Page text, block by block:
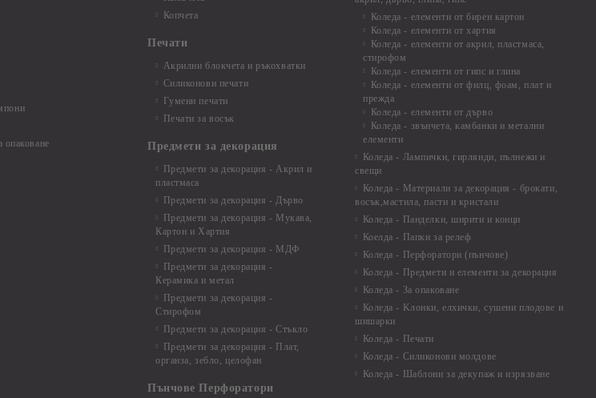
опаковане
Копчета
Печати
Акрилни блокчета и ръкохватки
Силиконови печати
Гумени печати
Печати за восък
Предмети за декорация
Предмети за декорация - Акрил и
пластмаса
Предмети за декорация - Дърво
Предмети за декорация - Мукава,
Картон и Хартия
Предмети за декорация - МДФ
Предмети за декорация -
Керамика и метал
Предмети за декорация -
Стирофом
Предмети за декорация - Стъкло
Предмети за декорация - Плат,
органза, зебло, целофан
Пънчове Перфоратори
Коледа - елементи от бирен картон
Коледа - елементи от хартия
Коледа - елементи от акрил, пластмаса,
стирофом
Коледа - елементи от гипс и глина
Коледа - елементи от филц, фоам, плат и
прежда
Коледа - елементи от дърво
Коледа - звънчета, камбанки и метални
елементи
Коледа - Лампички, гирлянди, пълнежи и
свещи
Коледа - Материали за декорация - брокати,
восък,мастила, пасти и кристали
Коледа - Панделки, ширити и конци
Коелда - Папки за релеф
Коледа - Перфоратори (пънчове)
Коледа - Предмети и елементи за декорация
Коледа - За опаковане
Коледа - Kлонки, елхички, сушени плодове и
шишарки
Коледа - Печати
Коледа - Силиконови молдове
Коледа - Шаблони за декупаж и изрязване